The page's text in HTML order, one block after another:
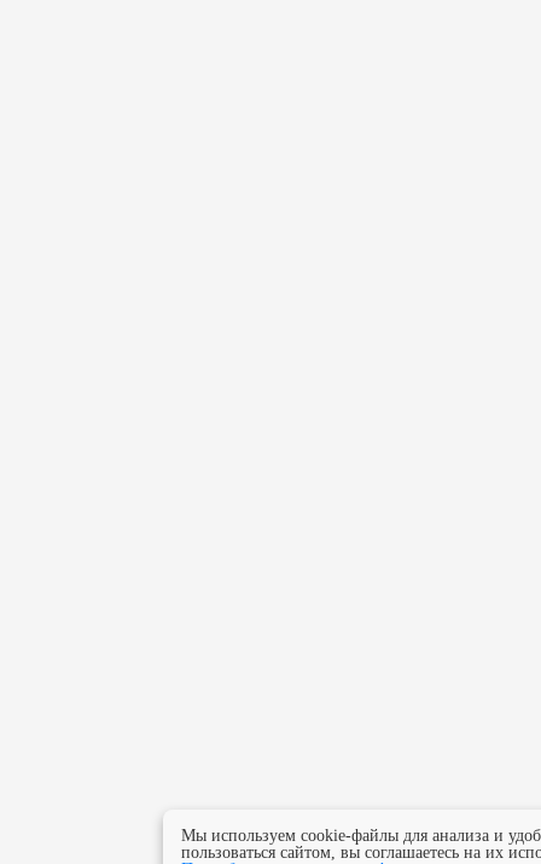
Мы используем cookie-файлы для анализа и
пользоваться сайтом, вы соглашаетесь на их